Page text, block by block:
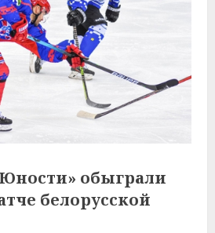
обыграли
белорусской